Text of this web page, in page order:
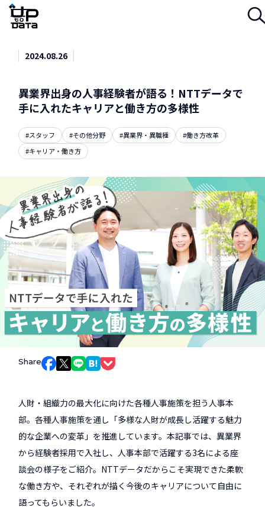
Menu
2024.08.26
異業界出身の人事経験者が語る！NTTデータで
手に入れたキャリアと働き方の多様性
#スタッフ #その他分野 #異業界・異職種
#働き方改革
#キャリア・働き方
Share Facebookでシェア
Xでシェア
LINEでシェア
はてなブックマークでシェア
人財・組織力の最大化に向けた各種人事施策を担う人事本
部。各種人事施策を通し「多様な人財が成長し活躍する魅力
的な企業への変革」を推進しています。本記事では、異業界
から経験者採用で入社し、人事本部で活躍する3名による座
談会の様子をご紹介。NTTデータだからこそ実現できた柔軟
な働き方や、それぞれが描く今後のキャリアについて自由に
語ってもらいました。